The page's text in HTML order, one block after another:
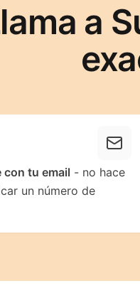
a
con tu email - no hace
un número de